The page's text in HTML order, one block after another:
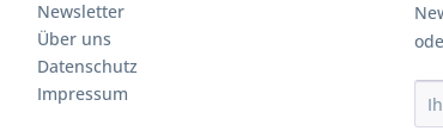
Newsletter
Über uns
Datenschutz
Impressum